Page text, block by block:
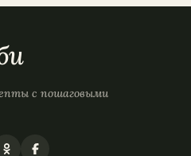
с пошаговыми